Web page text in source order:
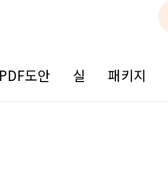
PDF도안 실 패키지